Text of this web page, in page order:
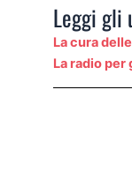
Leggi
La cura
La radio per